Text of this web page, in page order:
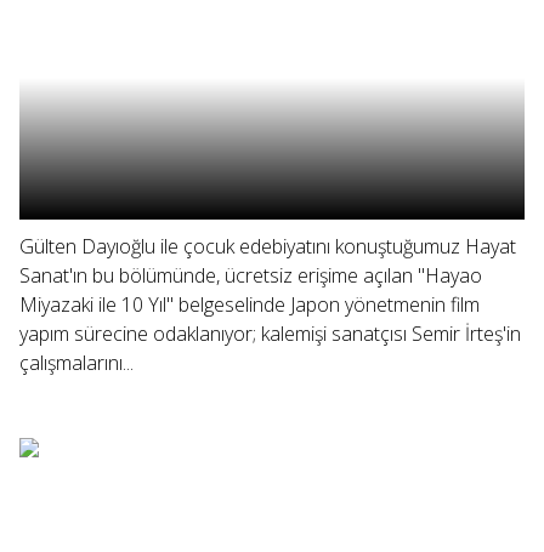
Gülten Dayıoğlu ile çocuk edebiyatını konuştuğumuz Hayat
Sanat'ın bu bölümünde, ücretsiz erişime açılan "Hayao
Miyazaki ile 10 Yıl" belgeselinde Japon yönetmenin film
yapım sürecine odaklanıyor; kalemişi sanatçısı Semir İrteş'in
çalışmalarını...